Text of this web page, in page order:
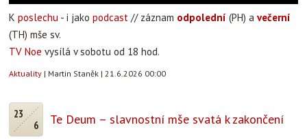
K poslechu - i jako podcast // záznam odpolední (PH) a večerní
(TH) mše sv.
TV Noe vysílá v sobotu od 18 hod.
Aktuality | Martin Staněk | 21.6.2026 00:00
23
6
Te Deum – slavnostní mše svatá k zakončení